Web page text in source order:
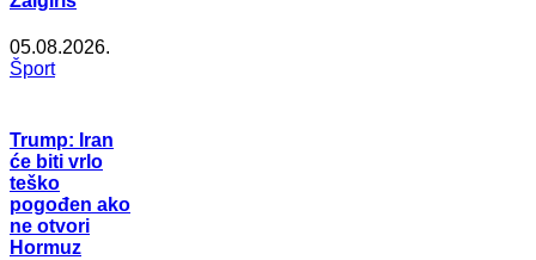
05.08.2026.
Šport
Trump: Iran
će biti vrlo
teško
pogođen ako
ne otvori
Hormuz